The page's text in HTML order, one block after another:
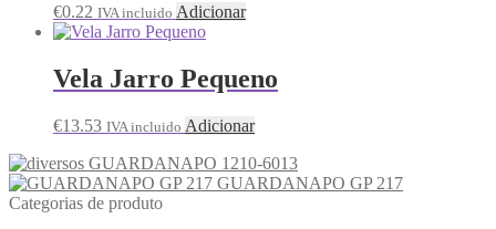
€0.22 IVA incluido Adicionar
Vela Jarro Pequeno
€13.53 IVA incluido Adicionar
GUARDANAPO 1210-6013
GUARDANAPO GP 217
Categorias de produto